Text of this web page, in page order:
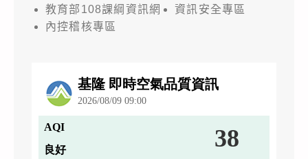
教育部108課綱資訊網
資訊安全專區
內控稽核專區